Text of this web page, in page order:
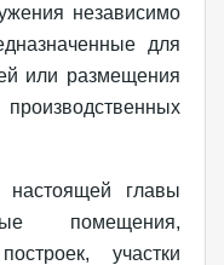
независимо
для
или размещения
главы
помещения,
участки